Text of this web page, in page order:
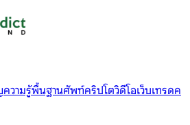
ความรู้พื้นฐานศัพท์คริปโตวิดีโอเว็บเทรดค